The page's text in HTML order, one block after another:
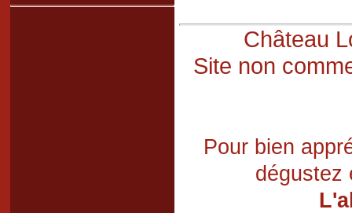
Château
Site non
Pour bien
dégustez